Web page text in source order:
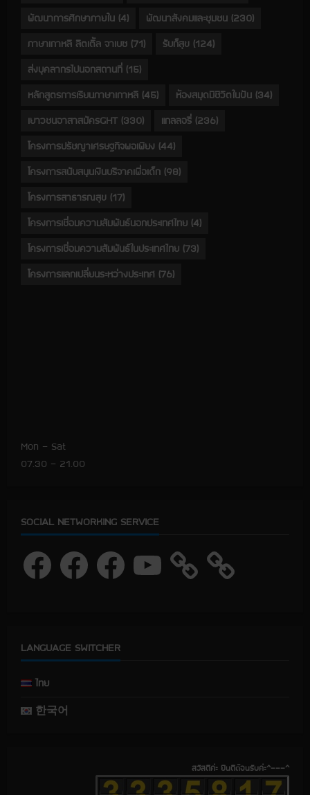
พัฒนาการศึกษาภายใน (4) พัฒนาสังคมและชุมชน (230)
ภาษาเกาหลี ลิตเติ้ล จาเบซ (71) รับก็สุข (124)
ส่งบุคลากรไปนอกสถานที่ (15)
หลักสูตรการเรียนภาษาเกาหลี (45) ห้องสมุดมีชีวิตในฝัน (34)
เยาวชนอาสาสมัครGHT (330) แกลลอรี่ (236)
โครงการปรัชญาเศรษฐกิจพอเพียง (44)
โครงการสนับสนุนเงินบริจาคเพื่อเด็ก (98)
โครงการสาธารณสุข (17)
โครงการเชื่อมความสัมพันธ์นอกประเทศไทย (4)
โครงการเชื่อมความสัมพันธ์ในประเทศไทย (73)
โครงการแลกเปลี่ยนระหว่างประเทศ (76)
Mon – Sat
07.30 – 21.00
SOCIAL NETWORKING SERVICE
a
a
a
Y
u
LANGUAGE SWITCHER
ไทย
한국어
สวัสดีค่ะ ยินดีต้อนรับค่ะ^---^